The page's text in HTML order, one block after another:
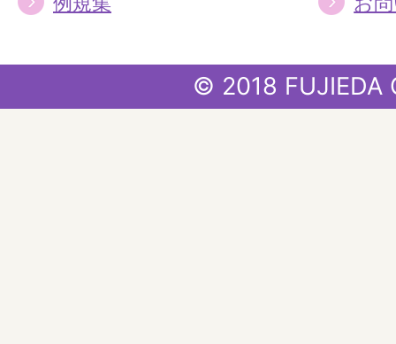
© 2018 FUJIEDA